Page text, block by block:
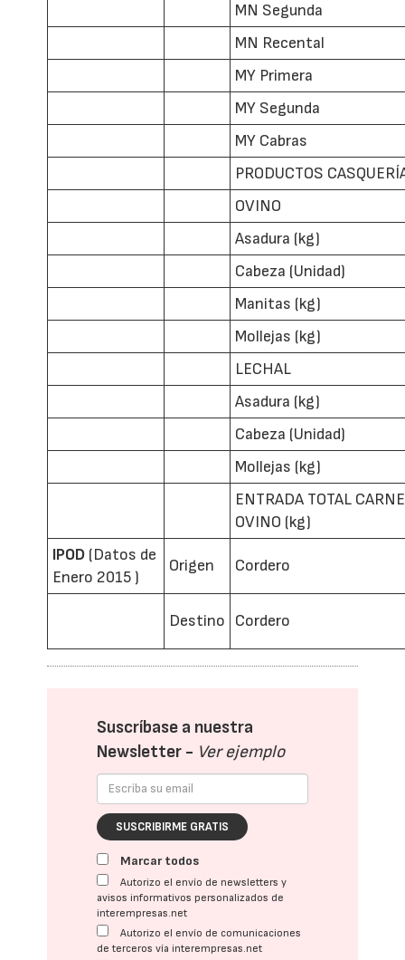
MN Segunda
MN Recental
MY Primera
MY Segunda
MY Cabras
PRODUCTOS
OVINO
Asadura (kg)
Cabeza (Unidad)
Manitas (kg)
Mollejas (kg)
LECHAL
Asadura (kg)
Cabeza (Unidad)
Mollejas (kg)
ENTRADA TOTAL CARNE
OVINO (kg)
IPOD (Datos de
Enero 2015 )
Origen Cordero
Destino Cordero
Suscríbase a nuestra
Newsletter - Ver ejemplo
SUSCRIBIRME GRATIS
Marcar todos
Autorizo el envío de newsletters y
avisos informativos personalizados de
interempresas.net
Autorizo el envío de comunicaciones
de terceros vía interempresas.net